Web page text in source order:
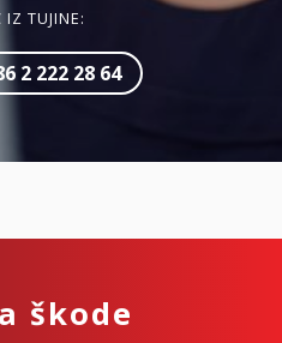
IZ TUJINE:
2 222 28 64
škode